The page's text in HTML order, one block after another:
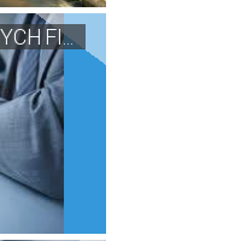
FI...